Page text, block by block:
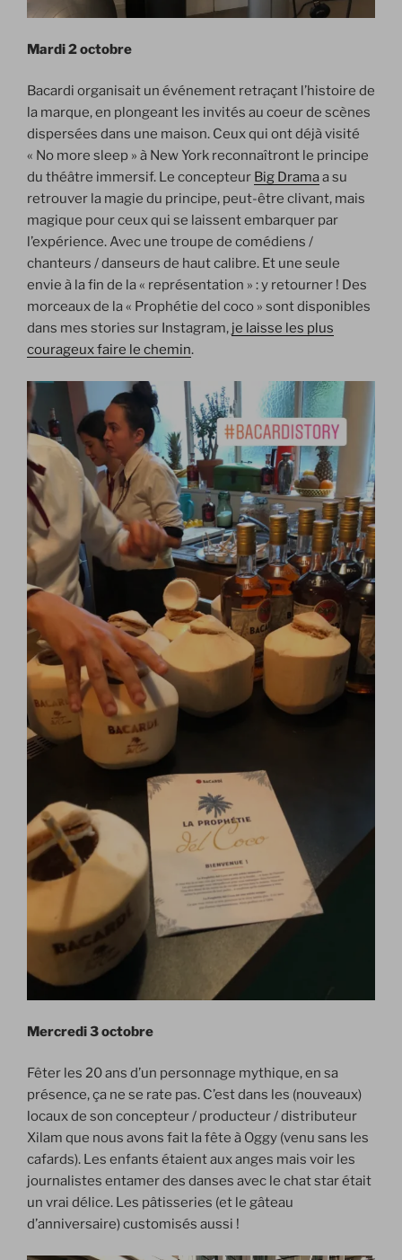
Mardi 2 octobre
Bacardi organisait un événement retraçant l’histoire de
la marque, en plongeant les invités au coeur de scènes
dispersées dans une maison. Ceux qui ont déjà visité
« No more sleep » à New York reconnaîtront le principe
du théâtre immersif. Le concepteur Big Drama a su
retrouver la magie du principe, peut-être clivant, mais
magique pour ceux qui se laissent embarquer par
l’expérience. Avec une troupe de comédiens /
chanteurs / danseurs de haut calibre. Et une seule
envie à la fin de la « représentation » : y retourner ! Des
morceaux de la « Prophétie del coco » sont disponibles
dans mes stories sur Instagram, je laisse les plus
courageux faire le chemin.
Mercredi 3 octobre
Fêter les 20 ans d’un personnage mythique, en sa
présence, ça ne se rate pas. C’est dans les (nouveaux)
locaux de son concepteur / producteur / distributeur
Xilam que nous avons fait la fête à Oggy (venu sans les
cafards). Les enfants étaient aux anges mais voir les
journalistes entamer des danses avec le chat star était
un vrai délice. Les pâtisseries (et le gâteau
d’anniversaire) customisés aussi !